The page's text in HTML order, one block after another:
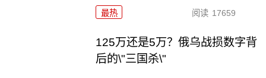
最热 阅读 17659
125万还是5万？俄乌战损数字背
后的\"三国杀\"